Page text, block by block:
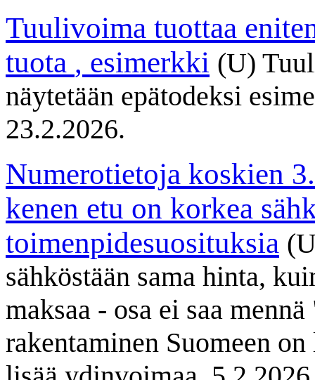
Tuulivoima tuottaa
tuota , esimerkki (U)
näytetään epätodeksi
23.2.2026.
Numerotietoja koskien
kenen etu on korkea
toimenpidesuosituksia
sähköstään sama hinta,
maksaa - osa ei saa
rakentaminen Suomeen